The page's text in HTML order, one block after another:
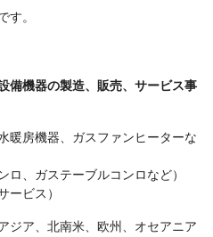
す。
備機器の製造、販売、サービス事
暖房機器、ガスファンヒーターな
ロ、ガステーブルコンロなど）
ービス）
ジア、北南米、欧州、オセアニア